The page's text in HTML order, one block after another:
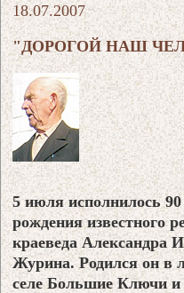
18.07.2007
"ДОРОГОЙ НАШ
5 июля исполнилось 90
рождения известного
краеведа Александра
Журина. Родился он в
селе Большие Ключи